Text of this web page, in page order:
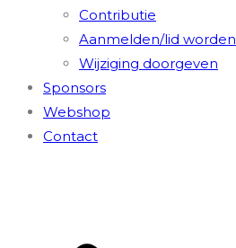
Contributie
Aanmelden/lid worden
Wijziging doorgeven
Sponsors
Webshop
Contact